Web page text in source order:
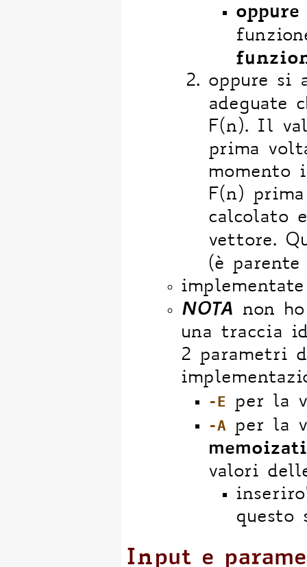
oppure
oppure si
adeguate
F(n). Il
prima
momento
F(n)
calcolato
vettore.
(è
NOTA non
una traccia
2 parametri
-E per la
-A per la
valori
questo
Input e